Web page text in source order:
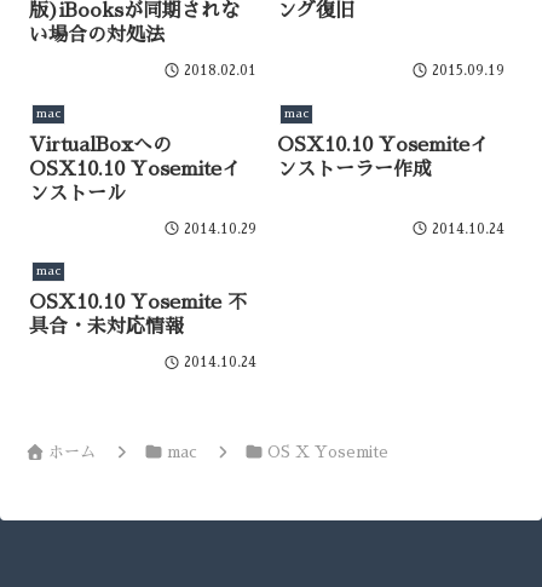
版)iBooksが同期されな
い場合の対処法
2018.02.01
ング復旧
2015.09.19
mac
VirtualBoxへの
OSX10.10 Yosemiteイ
ンストール
2014.10.29
mac
OSX10.10 Yosemiteイ
ンストーラー作成
2014.10.24
mac
OSX10.10 Yosemite 不
具合・未対応情報
2014.10.24
ホーム mac OS X Yosemite